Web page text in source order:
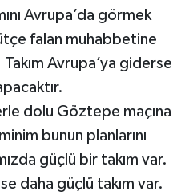
Avrupa’da görmek
falan muhabbetine
Avrupa’ya giderse
dolu Göztepe maçına
bunun planlarını
güçlü bir takım var.
daha güçlü takım var.